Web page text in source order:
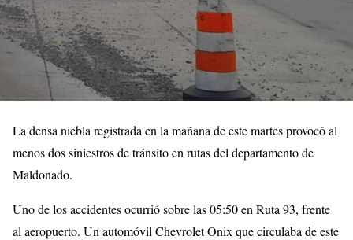
La densa niebla registrada en la mañana de este martes provocó al
menos dos siniestros de tránsito en rutas del departamento de
Maldonado.
Uno de los accidentes ocurrió sobre las 05:50 en Ruta 93, frente
al aeropuerto. Un automóvil Chevrolet Onix que circulaba de este